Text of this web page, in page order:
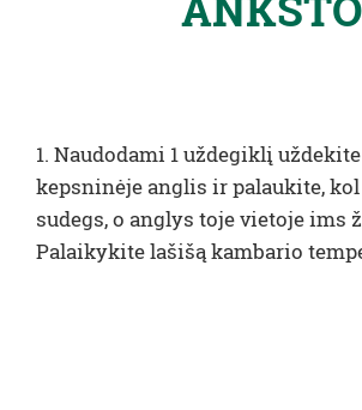
1. Naudodami 1 uždegiklį
kepsninėje anglis ir palaukite,
sudegs, o anglys toje vietoje ims
Palaikykite lašišą kambario